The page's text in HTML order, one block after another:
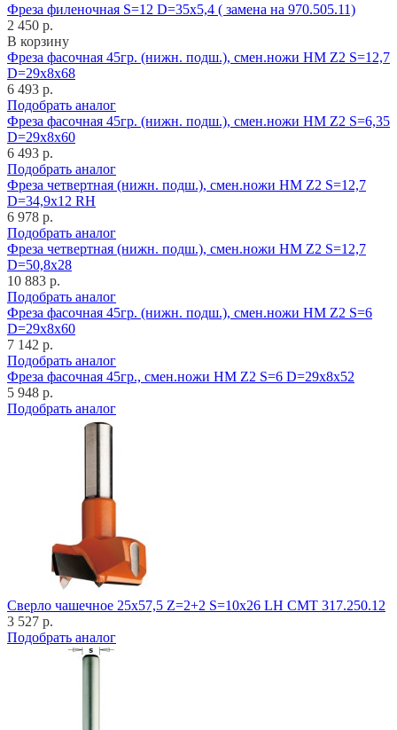
Фреза филеночная S=12 D=35x5,4 ( замена на 970.505.11)
2 450 р.
В корзину
Фреза фасочная 45гр. (нижн. подш.), смен.ножи HM Z2 S=12,7
D=29x8x68
6 493 р.
Подобрать аналог
Фреза фасочная 45гр. (нижн. подш.), смен.ножи HM Z2 S=6,35
D=29x8x60
6 493 р.
Подобрать аналог
Фреза четвертная (нижн. подш.), смен.ножи HM Z2 S=12,7
D=34,9x12 RH
6 978 р.
Подобрать аналог
Фреза четвертная (нижн. подш.), смен.ножи HM Z2 S=12,7
D=50,8x28
10 883 р.
Подобрать аналог
Фреза фасочная 45гр. (нижн. подш.), смен.ножи HM Z2 S=6
D=29x8x60
7 142 р.
Подобрать аналог
Фреза фасочная 45гр., смен.ножи HM Z2 S=6 D=29x8x52
5 948 р.
Подобрать аналог
Cверло чашечное 25x57,5 Z=2+2 S=10x26 LH CMT 317.250.12
3 527 р.
Подобрать аналог